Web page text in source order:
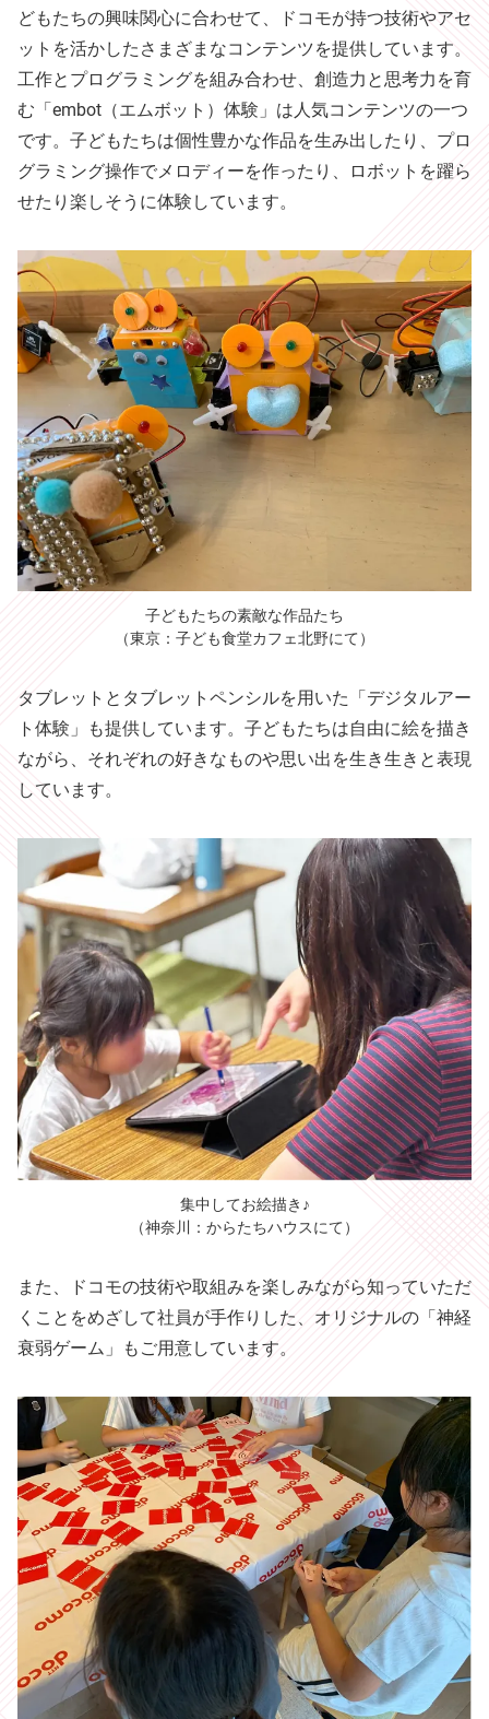
どもたちの興味関心に合わせて、ドコモが持つ技術やアセ
ットを活かしたさまざまなコンテンツを提供しています。
工作とプログラミングを組み合わせ、創造力と思考力を育
む「embot（エムボット）体験」は人気コンテンツの一つ
です。子どもたちは個性豊かな作品を生み出したり、プロ
グラミング操作でメロディーを作ったり、ロボットを躍ら
せたり楽しそうに体験しています。
子どもたちの素敵な作品たち
（東京：子ども食堂カフェ北野にて）
タブレットとタブレットペンシルを用いた「デジタルアー
ト体験」も提供しています。子どもたちは自由に絵を描き
ながら、それぞれの好きなものや思い出を生き生きと表現
しています。
集中してお絵描き♪
（神奈川：からたちハウスにて）
また、ドコモの技術や取組みを楽しみながら知っていただ
くことをめざして社員が手作りした、オリジナルの「神経
衰弱ゲーム」もご用意しています。